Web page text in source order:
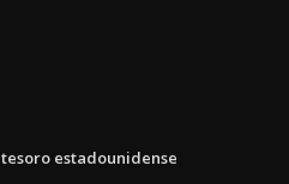
estadounidense